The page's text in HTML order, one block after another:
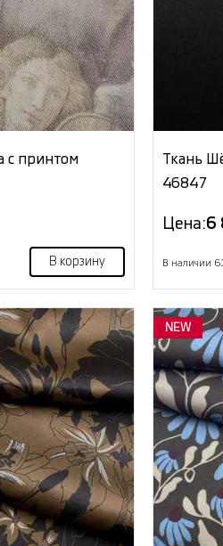
с принтом
В корзину
Ткань
46847
Цена:6
В наличии
NEW